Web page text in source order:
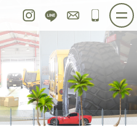
Instagram
LINE お問い合わせ
048-
ご購入プラン
買取＆オーダー
会社概要
公式ブログ